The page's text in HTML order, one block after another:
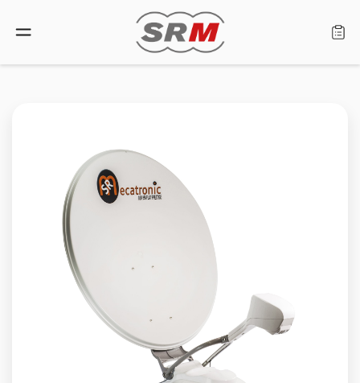
Startseite
Produkte
Über uns
Kundendienst
Berechnen Sie Ihren Verbrauch